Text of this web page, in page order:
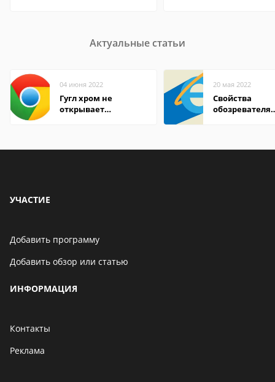
Актуальные статьи
04 июня 2022
Гугл хром не
открывает
20 мая 2022
Свойства
обозревателя
УЧАСТИЕ
Добавить программу
Добавить обзор или статью
ИНФОРМАЦИЯ
Контакты
Реклама